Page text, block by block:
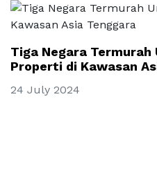
Tiga Negara
Properti di Kawasan
24 July 2024